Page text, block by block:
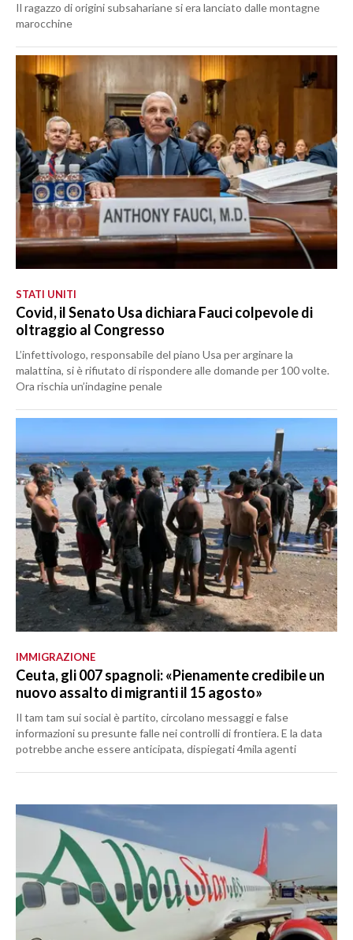
Il ragazzo di origini subsahariane si era lanciato dalle montagne
marocchine
STATI UNITI
Covid, il Senato Usa dichiara Fauci colpevole di
oltraggio al Congresso
L’infettivologo, responsabile del piano Usa per arginare la
malattina, si è rifiutato di rispondere alle domande per 100 volte.
Ora rischia un’indagine penale
IMMIGRAZIONE
Ceuta, gli 007 spagnoli: «Pienamente credibile un
nuovo assalto di migranti il 15 agosto»
Il tam tam sui social è partito, circolano messaggi e false
informazioni su presunte falle nei controlli di frontiera. E la data
potrebbe anche essere anticipata, dispiegati 4mila agenti